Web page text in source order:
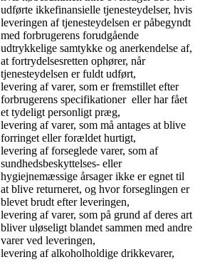
udførte ikkefinansielle tjenesteydelser, hvis
leveringen af tjenesteydelsen er påbegyndt
med forbrugerens forudgående
udtrykkelige samtykke og anerkendelse af,
at fortrydelsesretten ophører, når
tjenesteydelsen er fuldt udført,
levering af varer, som er fremstillet efter
forbrugerens specifikationer eller har fået
et tydeligt personligt præg,
levering af varer, som må antages at blive
forringet eller forældet hurtigt,
levering af forseglede varer, som af
sundhedsbeskyttelses- eller
hygiejnemæssige årsager ikke er egnet til
at blive returneret, og hvor forseglingen er
blevet brudt efter leveringen,
levering af varer, som på grund af deres art
bliver uløseligt blandet sammen med andre
varer ved leveringen,
levering af alkoholholdige drikkevarer,